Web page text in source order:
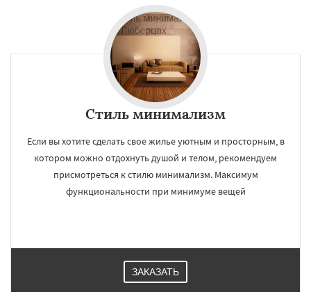
Стиль минимализм
Если вы хотите сделать свое жилье уютным и просторным, в
котором можно отдохнуть душой и телом, рекомендуем
присмотреться к стилю минимализм. Максимум
функциональности при минимуме вещей
ЗАКАЗАТЬ